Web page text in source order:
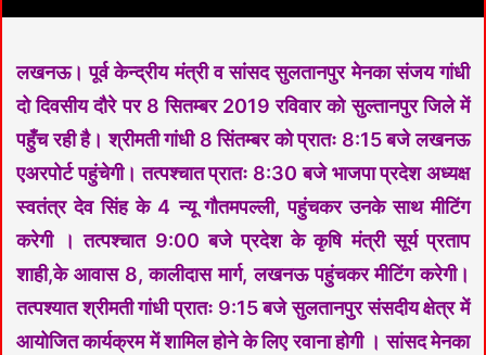
लखनऊ। पूर्व केन्द्रीय मंत्री व सांसद सुलतानपुर मेनका संजय गांधी
दो दिवसीय दौरे पर 8 सितम्बर 2019 रविवार को सुल्तानपुर जिले में
पहुँच रही है। श्रीमती गांधी 8 सिंतम्बर को प्रातः 8:15 बजे लखनऊ
एअरपोर्ट पहुंचेगी। तत्पश्चात प्रातः 8:30 बजे भाजपा प्रदेश अध्यक्ष
स्वतंत्र देव सिंह के 4 न्यू गौतमपल्ली, पहुंचकर उनके साथ मीटिंग
करेगी । तत्पश्चात 9:00 बजे प्रदेश के कृषि मंत्री सूर्य प्रताप
शाही,के आवास 8, कालीदास मार्ग, लखनऊ पहुंचकर मीटिंग करेगी।
तत्पश्यात श्रीमती गांधी प्रातः 9:15 बजे सुलतानपुर संसदीय क्षेत्र में
आयोजित कार्यक्रम में शामिल होने के लिए रवाना होगी । सांसद मेनका